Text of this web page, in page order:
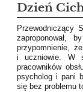
Dzień
Przewodniczący
zaproponował,
przypomnienie,
i uczniowie. W
pracowników
psycholog i pani
się bez problemu